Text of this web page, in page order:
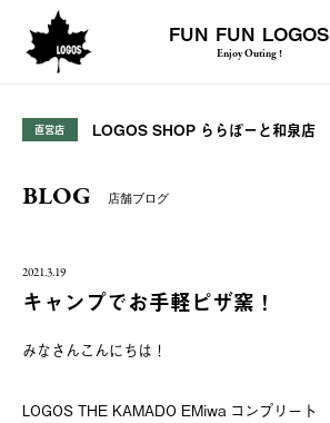
FUN FUN LOGOS
Enjoy Outing !
直営店 LOGOS SHOP ららぽーと和泉店
BLOG 店舗ブログ
2021.3.19
キャンプでお手軽ピザ窯！
みなさんこんにちは！
LOGOS THE KAMADO EMiwa コンプリート